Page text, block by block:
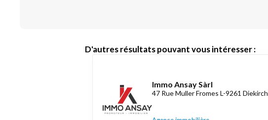
D'autres résultats pouvant vous intéresser :
Immo Ansay Sàrl
47 Rue Muller Fromes L-9261 Diekirch